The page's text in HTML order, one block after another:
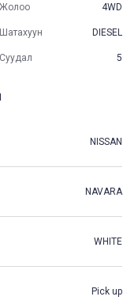
Жолоо 4WD
Шатахуун DIESEL
Суудал 5
NISSAN
NAVARA
WHITE
Pick up